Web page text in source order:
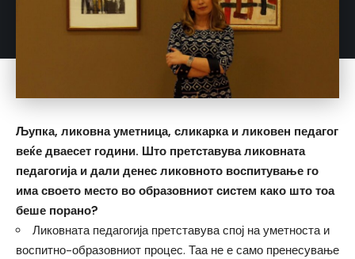
Љупка, ликовна уметница, сликарка и ликовен педагог
веќе дваесет години. Што претставува ликовната
педагогија и дали денес ликовното воспитување го
има своето место во образовниот систем како што тоа
беше порано?
Ликовната педагогија претставува спој на уметноста и
воспитно-образовниот процес. Таа не е само пренесување